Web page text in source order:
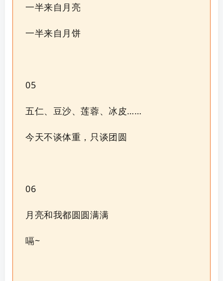
一半来自月亮
一半来自月饼
05
五仁、豆沙、莲蓉、冰皮……
今天不谈体重，只谈团圆
06
月亮和我都圆圆满满
嗝~